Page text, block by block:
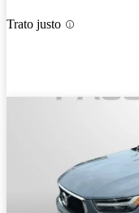
Trato justo